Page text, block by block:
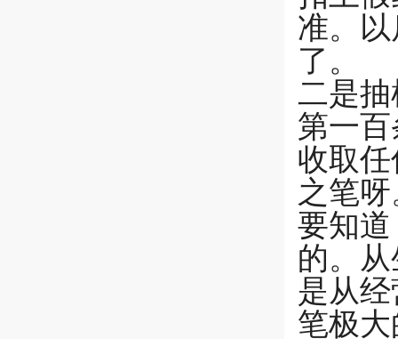
准。
了。
二是
第一
收取
之笔
要知
的。
是从
笔极